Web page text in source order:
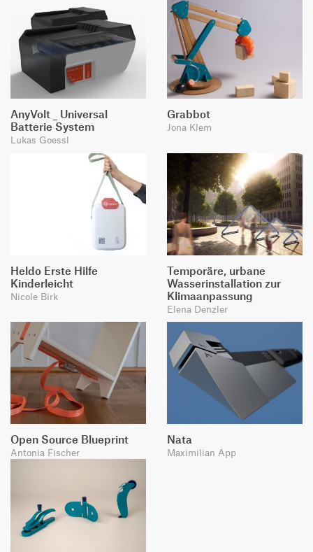
AnyVolt _ Universal
Batterie System
Lukas Goessl
Grabbot
Jona Klem
Heldo Erste Hilfe
Kinderleicht
Nicole Birk
Temporäre, urbane
Wasserinstallation zur
Klimaanpassung
Elena Denzler
Open Source Blueprint
Antonia Fischer
Nata
Maximilian App